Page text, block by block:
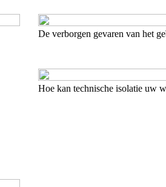
De verborgen gevaren van het
Hoe kan technische isolatie uw